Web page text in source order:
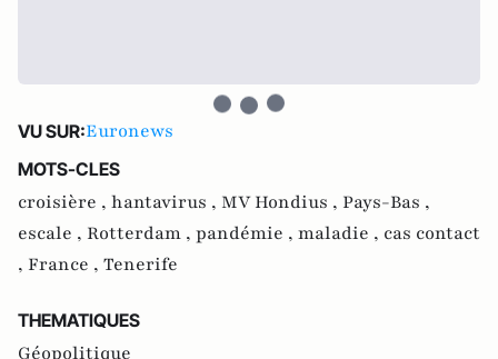
VU SUR:Euronews
MOTS-CLES
croisière , hantavirus , MV Hondius , Pays-Bas ,
escale , Rotterdam , pandémie , maladie , cas contact
, France , Tenerife
THEMATIQUES
Géopolitique